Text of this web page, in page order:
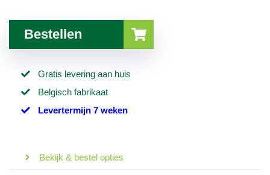
Bestellen
Gratis levering aan huis
Belgisch fabrikaat
Levertermijn 7 weken
Bekijk & bestel opties